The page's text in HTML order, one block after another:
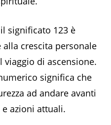
significato 123 è
crescita personale
viaggio di ascensione.
significa che
ad andare avanti
azioni attuali.